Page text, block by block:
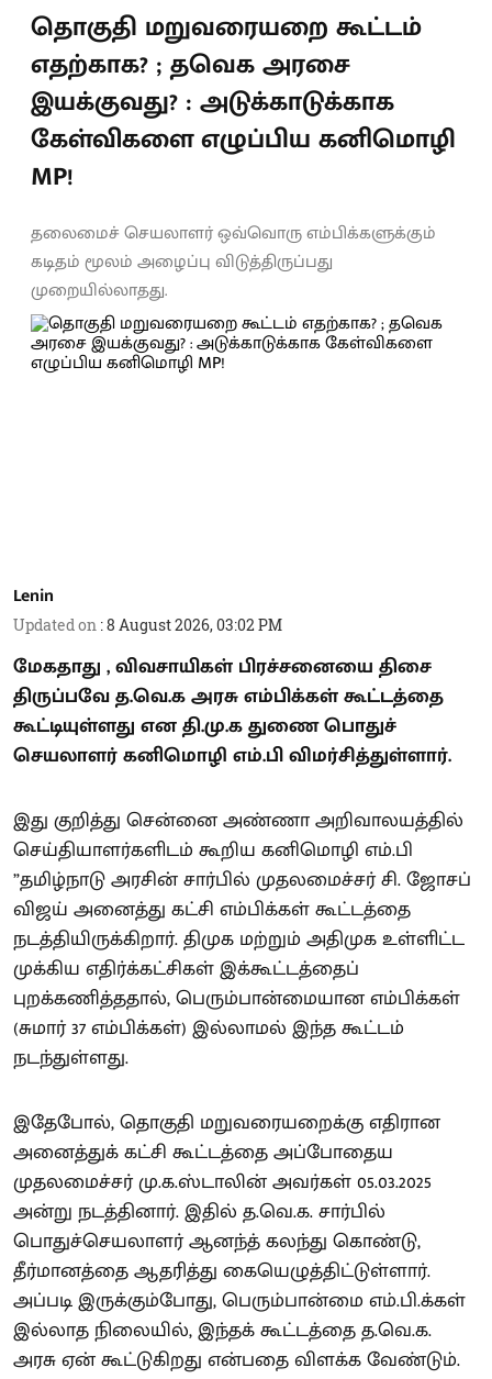
தொகுதி மறுவரையறை கூட்டம்
எதற்காக? ; தவெக அரசை
இயக்குவது? : அடுக்காடுக்காக
கேள்விகளை எழுப்பிய கனிமொழி
MP!
தலைமைச் செயலாளர் ஒவ்வொரு எம்பிக்களுக்கும்
கடிதம் மூலம் அழைப்பு விடுத்திருப்பது
முறையில்லாதது.
Lenin
Updated on :8 August 2026, 03:02 PM
மேகதாது , விவசாயிகள் பிரச்சனையை திசை
திருப்பவே த.வெ.க அரசு எம்பிக்கள் கூட்டத்தை
கூட்டியுள்ளது என தி.மு.க துணை பொதுச்
செயலாளர் கனிமொழி எம்.பி விமர்சித்துள்ளார்.
இது குறித்து சென்னை அண்ணா அறிவாலயத்தில்
செய்தியாளர்களிடம் கூறிய கனிமொழி எம்.பி
”தமிழ்நாடு அரசின் சார்பில் முதலமைச்சர் சி. ஜோசப்
விஜய் அனைத்து கட்சி எம்பிக்கள் கூட்டத்தை
நடத்தியிருக்கிறார். திமுக மற்றும் அதிமுக உள்ளிட்ட
முக்கிய எதிர்க்கட்சிகள் இக்கூட்டத்தைப்
புறக்கணித்ததால், பெரும்பான்மையான எம்பிக்கள்
(சுமார் 37 எம்பிக்கள்) இல்லாமல் இந்த கூட்டம்
நடந்துள்ளது.
இதேபோல், தொகுதி மறுவரையறைக்கு எதிரான
அனைத்துக் கட்சி கூட்டத்தை அப்போதைய
முதலமைச்சர் மு.க.ஸ்டாலின் அவர்கள் 05.03.2025
அன்று நடத்தினார். இதில் த.வெ.க. சார்பில்
பொதுச்செயலாளர் ஆனந்த் கலந்து கொண்டு,
தீர்மானத்தை ஆதரித்து கையெழுத்திட்டுள்ளார்.
அப்படி இருக்கும்போது, பெரும்பான்மை எம்.பி.க்கள்
இல்லாத நிலையில், இந்தக் கூட்டத்தை த.வெ.க.
அரசு ஏன் கூட்டுகிறது என்பதை விளக்க வேண்டும்.